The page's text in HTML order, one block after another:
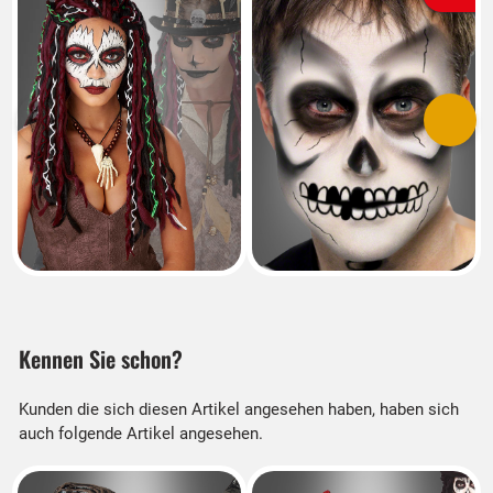
Vorherige
Kennen Sie schon?
Kunden die sich diesen Artikel angesehen haben, haben sich
auch folgende Artikel angesehen.